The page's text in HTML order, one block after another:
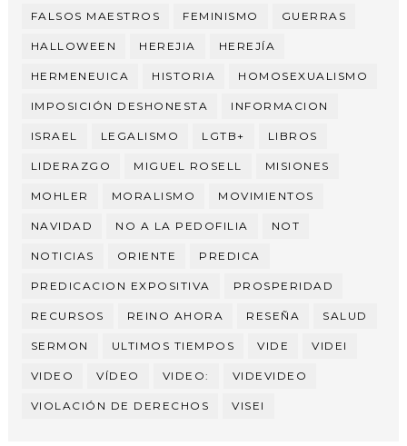
FALSOS MAESTROS FEMINISMO GUERRAS
HALLOWEEN HEREJIA HEREJÍA
HERMENEUICA HISTORIA HOMOSEXUALISMO
IMPOSICIÓN DESHONESTA INFORMACION
ISRAEL LEGALISMO LGTB+ LIBROS
LIDERAZGO MIGUEL ROSELL MISIONES
MOHLER MORALISMO MOVIMIENTOS
NAVIDAD NO A LA PEDOFILIA NOT
NOTICIAS ORIENTE PREDICA
PREDICACION EXPOSITIVA PROSPERIDAD
RECURSOS REINO AHORA RESEÑA SALUD
SERMON ULTIMOS TIEMPOS VIDE VIDEI
VIDEO VÍDEO VIDEO: VIDEVIDEO
VIOLACIÓN DE DERECHOS VISEI